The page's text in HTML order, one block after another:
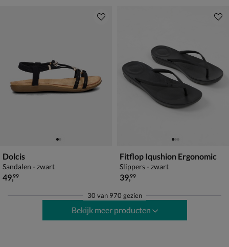
Dolcis
Sandalen - zwart
€ 49,99
49,99
Fitflop Iqushion Ergonomic
Slippers - zwart
€ 39,99
39,99
30 van 970 gezien
Bekijk meer producten